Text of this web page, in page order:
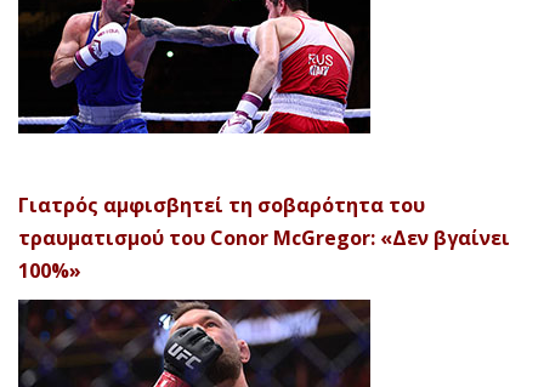
Γιατρός αμφισβητεί τη σοβαρότητα του
τραυματισμού του Conor McGregor: «Δεν βγαίνει
100%»